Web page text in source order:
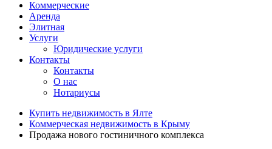
Коммерческие
Аренда
Элитная
Услуги
Юридические услуги
Контакты
Контакты
О нас
Нотариусы
Купить недвижимость в Ялте
Коммерческая недвижимость в Крыму
Продажа нового гостиничного комплекса